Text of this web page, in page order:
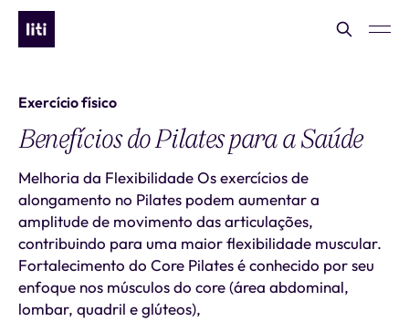
Exercício físico
Benefícios do Pilates para a Saúde
Melhoria da Flexibilidade Os exercícios de
alongamento no Pilates podem aumentar a
amplitude de movimento das articulações,
contribuindo para uma maior flexibilidade muscular.
Fortalecimento do Core Pilates é conhecido por seu
enfoque nos músculos do core (área abdominal,
lombar, quadril e glúteos),